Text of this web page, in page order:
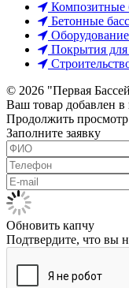
Композитные
Бетонные
Покрытия для
© 2026 "Первая
Ваш товар добавлен в
Продолжить просмотр
Заполните заявку
Обновить капчу
Подтвердите, что вы